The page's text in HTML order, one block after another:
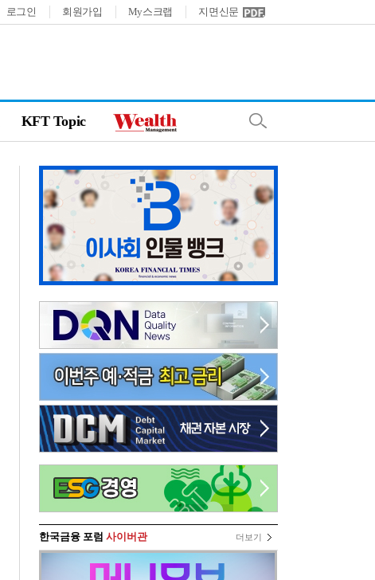
로그인 회원가입 My스크랩 지면신문
KFT Topic
한국금융 포럼 사이버관 더보기